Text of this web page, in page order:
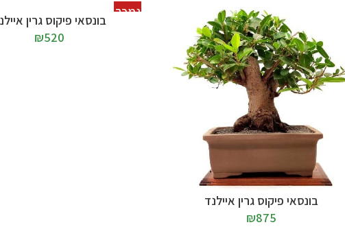
בונסאי פיקוס גרין איילנד
₪875
נמכר
בונסאי פיקוס גרין
₪520